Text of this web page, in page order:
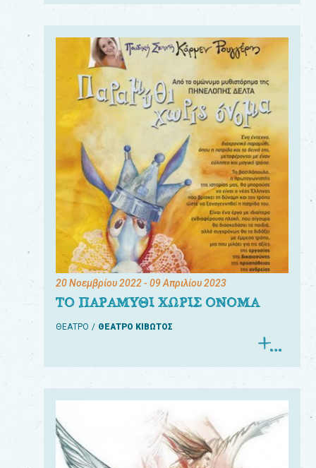
20 Νοεμβρίου 2022- 09 Απριλίου 2023
ΤΟ ΠΑΡΑΜΥΘΙ ΧΩΡΙΣ ΟΝΟΜΑ
ΘΕΑΤΡΟ ΘΕΑΤΡΟ ΚΙΒΩΤΟΣ